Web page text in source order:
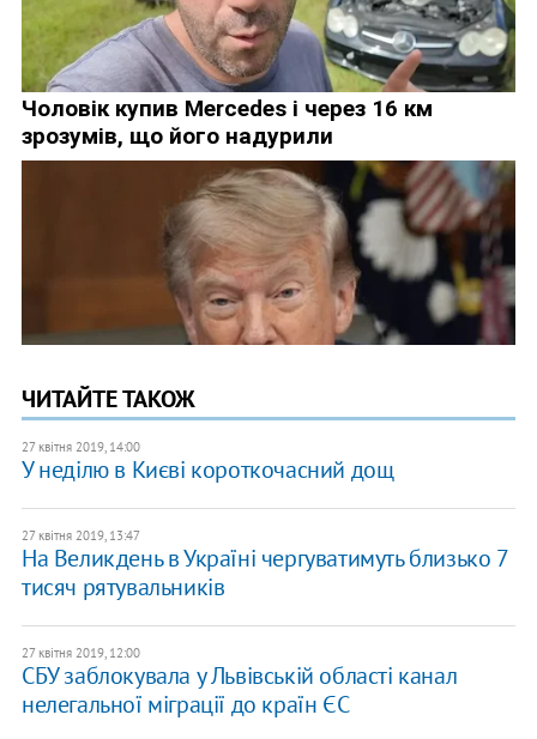
ЧИТАЙТЕ ТАКОЖ
27 квітня 2019, 14:00
У неділю в Києві короткочасний дощ
27 квітня 2019, 13:47
​На Великдень в Україні чергуватимуть близько 7
тисяч рятувальників
27 квітня 2019, 12:00
СБУ заблокувала у Львівській області канал
нелегальної міграції до країн ЄС